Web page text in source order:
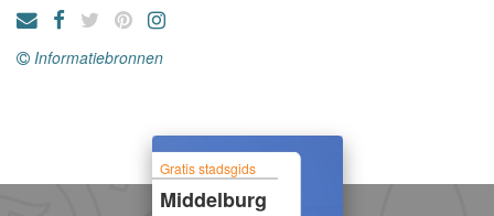
Informatiebronnen
Gratis stadsgids
Middelburg